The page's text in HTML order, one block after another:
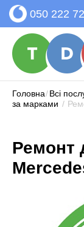
050 222
Головна/Всі
за марками /
Ремонт